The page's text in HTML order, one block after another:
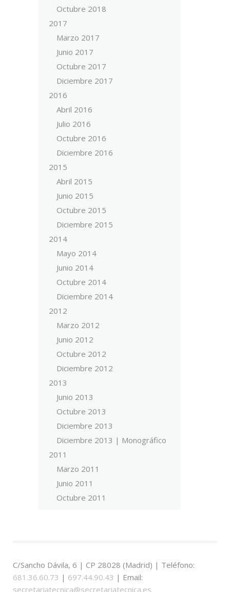
Octubre 2018
2017
Marzo 2017
Junio 2017
Octubre 2017
Diciembre 2017
2016
Abril 2016
Julio 2016
Octubre 2016
Diciembre 2016
2015
Abril 2015
Junio 2015
Octubre 2015
Diciembre 2015
2014
Mayo 2014
Junio 2014
Octubre 2014
Diciembre 2014
2012
Marzo 2012
Junio 2012
Octubre 2012
Diciembre 2012
2013
Junio 2013
Octubre 2013
Diciembre 2013
Diciembre 2013 | Monográfico
2011
Marzo 2011
Junio 2011
Octubre 2011
C/Sancho Dávila, 6 | CP 28028 (Madrid) | Teléfono:
681.36.60.73 | 697.44.90.43 | Email:
secretariatecnica@secretariatecnica.es